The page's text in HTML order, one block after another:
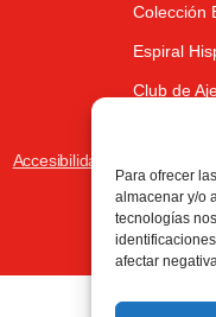
Para ofrecer
almacenar y/o
tecnologías
afectar
Colección
Espiral
Club de
Accesibilidad